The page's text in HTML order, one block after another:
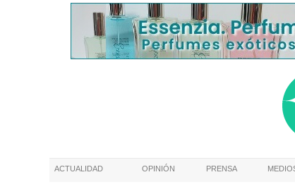
ACTUALIDAD OPINIÓN PRENSA